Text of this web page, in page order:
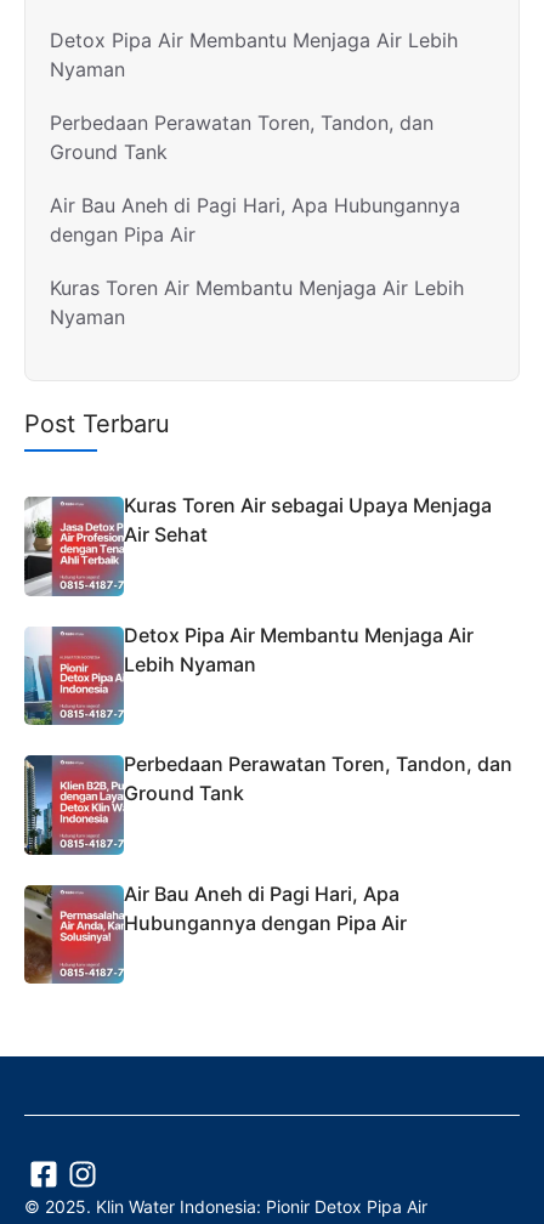
Detox Pipa Air Membantu Menjaga Air Lebih
Nyaman
Perbedaan Perawatan Toren, Tandon, dan
Ground Tank
Air Bau Aneh di Pagi Hari, Apa Hubungannya
dengan Pipa Air
Kuras Toren Air Membantu Menjaga Air Lebih
Nyaman
Post Terbaru
Kuras Toren Air sebagai Upaya Menjaga
Air Sehat
Detox Pipa Air Membantu Menjaga Air
Lebih Nyaman
Perbedaan Perawatan Toren, Tandon, dan
Ground Tank
Air Bau Aneh di Pagi Hari, Apa
Hubungannya dengan Pipa Air
© 2025. Klin Water Indonesia: Pionir Detox Pipa Air